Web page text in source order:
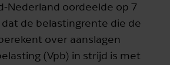
Nederland oordeelde op 7
de belastingrente die de
over aanslagen
(Vpb) in strijd is met